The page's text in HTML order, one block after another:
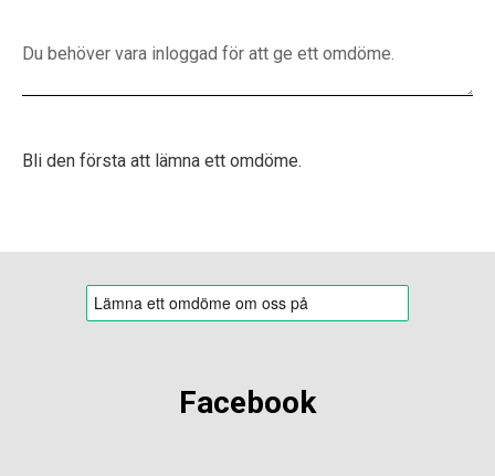
Bli den första att lämna ett omdöme.
Facebook